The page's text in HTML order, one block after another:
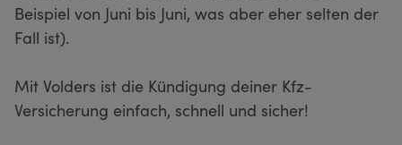
Beispiel von Juni bis Juni, was aber eher selten der
Fall ist).
Mit Volders ist die Kündigung deiner Kfz-
Versicherung einfach, schnell und sicher!